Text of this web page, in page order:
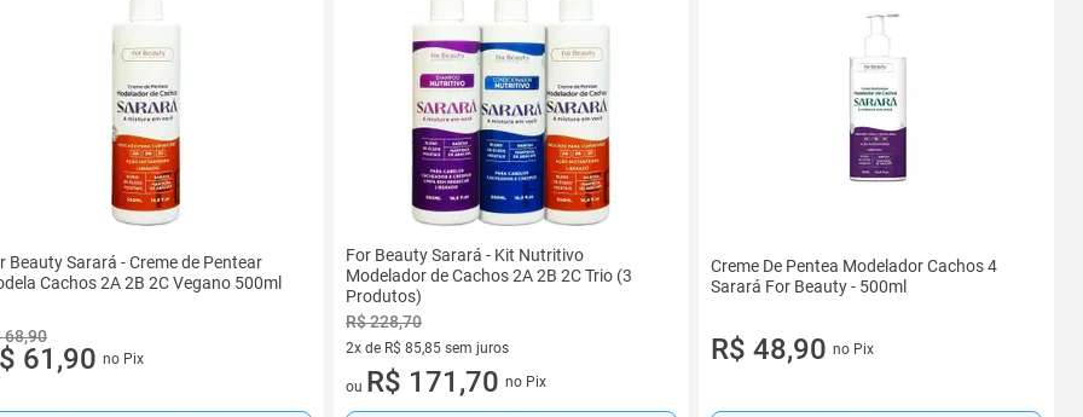
Beauty Sarará - Creme de Pentear
Cachos 2A 2B 2C Vegano 500ml
68,90
61,90 no Pix
For Beauty Sarará - Kit Nutritivo
Modelador de Cachos 2A 2B 2C Trio (3
Produtos)
R$ 228,70
2x de R$ 85,85 sem juros
2 vez de R$ 85,85 sem juros
ou R$ 171,70 no Pix
Creme De Pentea Modelador Cachos 4
Sarará For Beauty - 500ml
R$ 48,90 no Pix